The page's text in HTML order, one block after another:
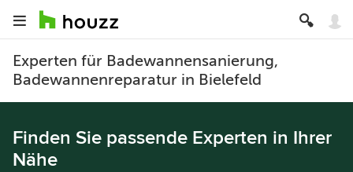
Experten für Badewannensanierung,
Badewannenreparatur in Bielefeld
Finden Sie passende Experten in Ihrer
Nähe